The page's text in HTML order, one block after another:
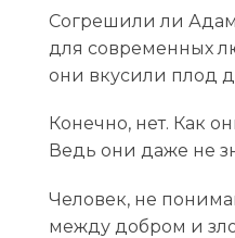
Согрешили ли
для современных
они вкусили плод
Конечно, нет. Как
Ведь они даже не
Человек, не
между добром и